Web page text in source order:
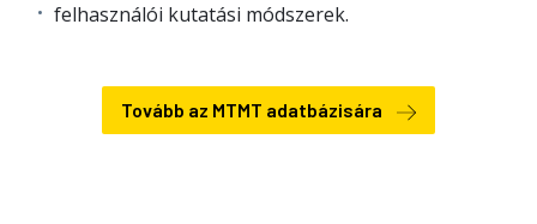
felhasználói kutatási módszerek.
Tovább az MTMT adatbázisára